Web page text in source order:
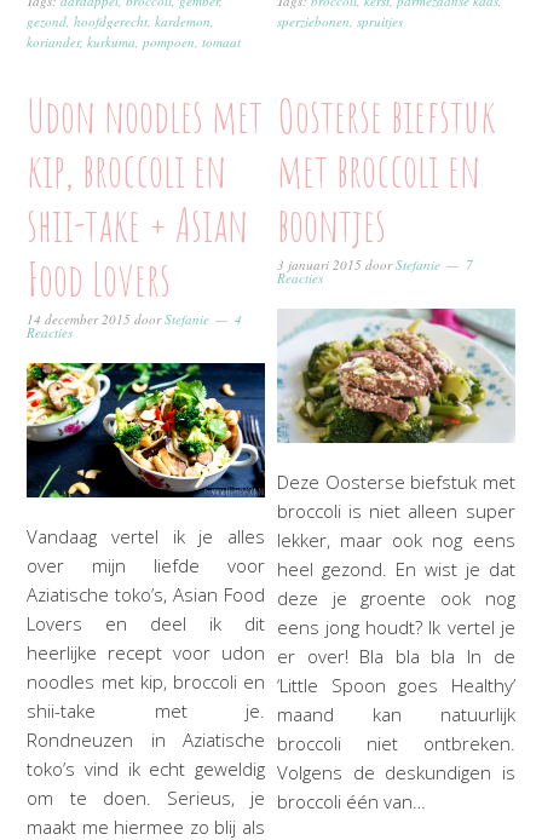
gezond,hoofdgerecht,kardemon,
koriander,kurkuma,pompoen,tomaat
sperziebonen,spruitjes
Udon noodles met
kip, broccoli en
shii-take + Asian
Food Lovers
14 december 2015 doorStefanie 4
Reacties
Vandaag vertel ik je alles
over mijn liefde voor
Aziatische toko’s, Asian Food
Lovers en deel ik dit
heerlijke recept voor udon
noodles met kip, broccoli en
shii-take met je.
Rondneuzen in Aziatische
toko’s vind ik echt geweldig
om te doen. Serieus, je
maakt me hiermee zo blij als
Oosterse biefstuk
met broccoli en
boontjes
3 januari 2015 doorStefanie 7
Reacties
Deze Oosterse biefstuk met
broccoli is niet alleen super
lekker, maar ook nog eens
heel gezond. En wist je dat
deze je groente ook nog
eens jong houdt? Ik vertel je
er over! Bla bla bla In de
‘Little Spoon goes Healthy’
maand kan natuurlijk
broccoli niet ontbreken.
Volgens de deskundigen is
broccoli één van…